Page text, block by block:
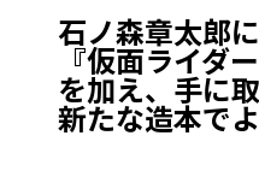
石ノ森章太郎
『仮面ライダ
を加え、手に
新たな造本で